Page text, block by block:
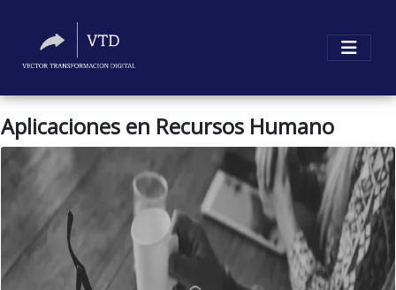
Aplicaciones en Recursos Humano